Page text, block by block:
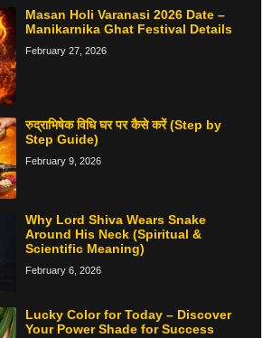
Masan Holi Varanasi 2026 Date –
Manikarnika Ghat Festival Details
February 27, 2026
रुद्राभिषेक विधि घर पर कैसे करें (Step by
Step Guide)
February 9, 2026
Why Lord Shiva Wears Snake
Around His Neck (Spiritual &
Scientific Meaning)
February 6, 2026
Lucky Color for Today – Discover
Your Power Shade for Success